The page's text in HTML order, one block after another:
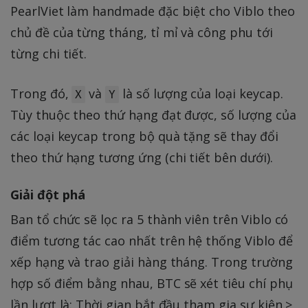
PearlViet làm handmade đặc biệt cho Viblo theo
chủ đề của từng tháng, tỉ mỉ và công phu tới
từng chi tiết.
Trong đó, X và Y
là số lượng của loại keycap.
Tùy thuộc theo thứ hạng đạt được, số lượng của
các loại keycap trong bộ quà tặng sẽ thay đổi
theo thứ hạng tương ứng (chi tiết bên dưới).
Giải đột phá
Ban tổ chức sẽ lọc ra 5 thành viên trên Viblo có
điểm tương tác cao nhất trên hệ thống Viblo để
xếp hạng và trao giải hàng tháng. Trong trường
hợp số điểm bằng nhau, BTC sẽ xét tiêu chí phụ